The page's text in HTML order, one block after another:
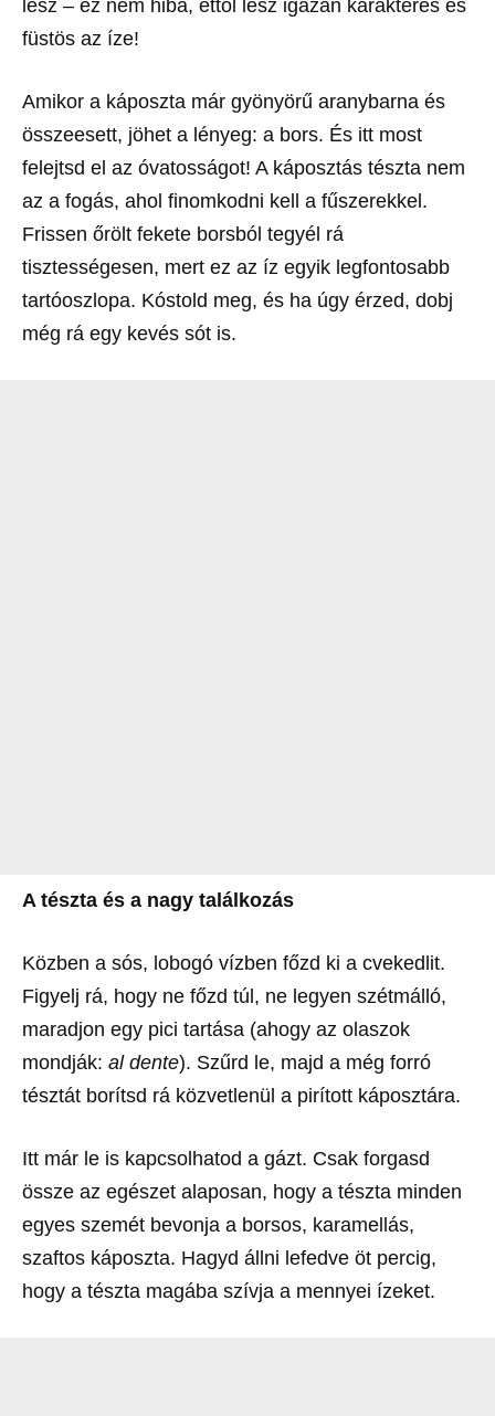
lesz – ez nem hiba, ettől lesz igazán karakteres és
füstös az íze!
Amikor a káposzta már gyönyörű aranybarna és
összeesett, jöhet a lényeg: a bors. És itt most
felejtsd el az óvatosságot! A káposztás tészta nem
az a fogás, ahol finomkodni kell a fűszerekkel.
Frissen őrölt fekete borsból tegyél rá
tisztességesen, mert ez az íz egyik legfontosabb
tartóoszlopa. Kóstold meg, és ha úgy érzed, dobj
még rá egy kevés sót is.
A tészta és a nagy találkozás
Közben a sós, lobogó vízben főzd ki a cvekedlit.
Figyelj rá, hogy ne főzd túl, ne legyen szétmálló,
maradjon egy pici tartása (ahogy az olaszok
mondják: al dente). Szűrd le, majd a még forró
tésztát borítsd rá közvetlenül a pirított káposztára.
Itt már le is kapcsolhatod a gázt. Csak forgasd
össze az egészet alaposan, hogy a tészta minden
egyes szemét bevonja a borsos, karamellás,
szaftos káposzta. Hagyd állni lefedve öt percig,
hogy a tészta magába szívja a mennyei ízeket.